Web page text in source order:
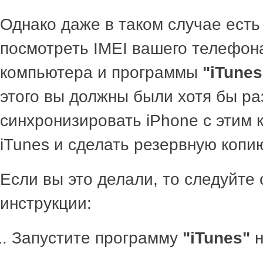
Однако даже в таком случае
посмотреть IMEI вашего
компьютера и программы
этого вы должны были хотя бы
синхронизировать iPhone с этим
iTunes и сделать резервную
Если вы это делали, то
инструкции:
Запустите программу "iTunes"